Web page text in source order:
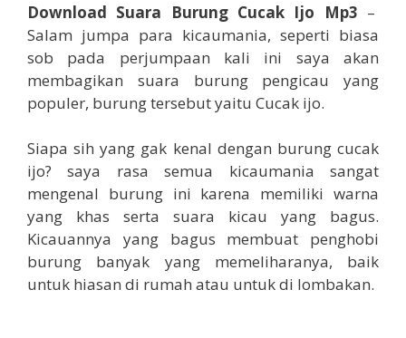
Download Suara Burung Cucak Ijo Mp3 –
Salam jumpa para kicaumania, seperti biasa
sob pada perjumpaan kali ini saya akan
membagikan suara burung pengicau yang
populer, burung tersebut yaitu Cucak ijo.
Siapa sih yang gak kenal dengan burung cucak
ijo? saya rasa semua kicaumania sangat
mengenal burung ini karena memiliki warna
yang khas serta suara kicau yang bagus.
Kicauannya yang bagus membuat penghobi
burung banyak yang memeliharanya, baik
untuk hiasan di rumah atau untuk di lombakan.